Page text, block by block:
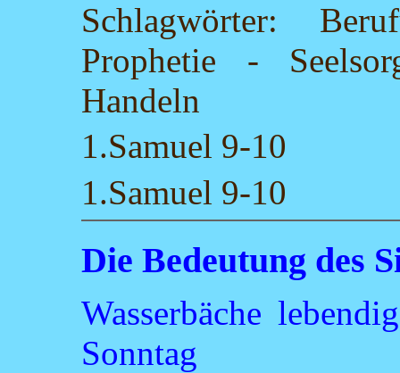
Schlagwörter:
Prophetie -
Handeln
1.Samuel 9-10
1.Samuel 9-10
Die Bedeutung des
Wasserbäche
Sonntag